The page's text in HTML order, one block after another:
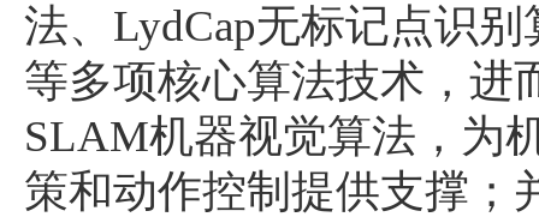
法、LydCap无标记点识
等多项核心算法技术，进
SLAM机器视觉算法，为
策和动作控制提供支撑；